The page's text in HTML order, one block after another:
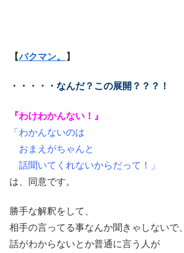
【バクマン。 】
・・・・・なんだ？この展開？？？！
『わけわかんない！』
「わかんないのは
おまえがちゃんと
話聞いてくれないからだって！」
は、同意です。
勝手な解釈をして、
相手の言ってる事なんか聞きゃしないで、
話がわからないとか普通に言う人が